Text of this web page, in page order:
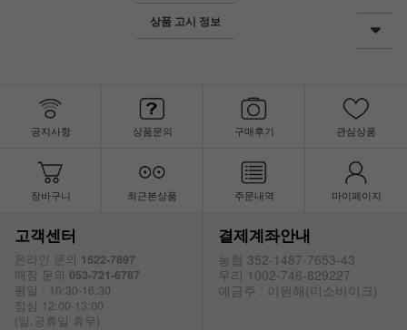
상품 고시 정보
공지사항 상품문의 구매후기 관심상품
장바구니 최근본상품 주문내역 마이페이지
고객센터
온라인 문의 1522-7897
매장 문의 053-721-6787
평일 : 10:30-16:30
점심 12:00-13:00
(일.공휴일 휴무)
결제계좌안내
농협 352-1487-7653-43
우리 1002-746-829227
예금주 : 이원해(미소바이크)